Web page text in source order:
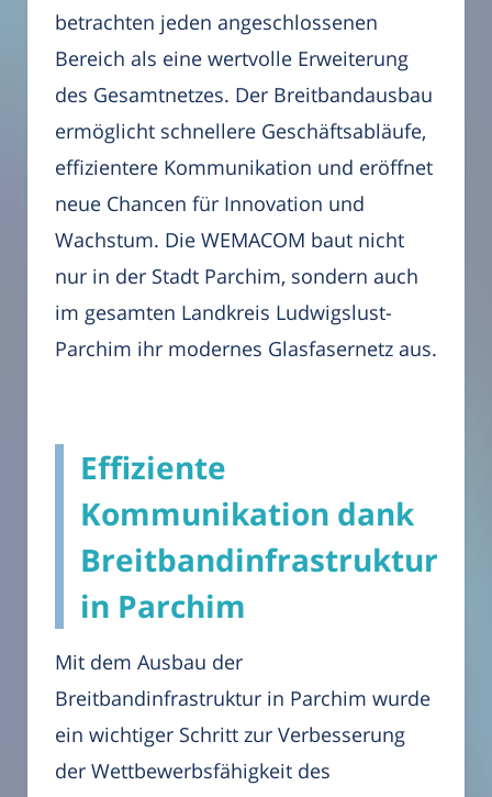
betrachten jeden angeschlossenen
Bereich als eine wertvolle Erweiterung
des Gesamtnetzes. Der Breitbandausbau
ermöglicht schnellere Geschäftsabläufe,
effizientere Kommunikation und eröffnet
neue Chancen für Innovation und
Wachstum. Die WEMACOM baut nicht
nur in der Stadt Parchim, sondern auch
im gesamten Landkreis Ludwigslust-
Parchim ihr modernes Glasfasernetz aus.
Effiziente
Kommunikation dank
Breitbandinfrastruktur
in Parchim
Mit dem Ausbau der
Breitbandinfrastruktur in Parchim wurde
ein wichtiger Schritt zur Verbesserung
der Wettbewerbsfähigkeit des